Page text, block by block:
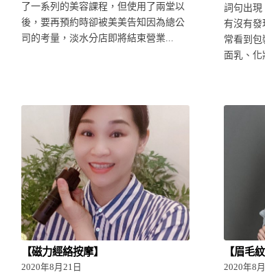
了一系列的美容課程，但使用了兩堂以
後，要再預約時卻被美美告知因為總公
司的考量，淡水分店即將結束營業...
詞句出
有沒有發
常看到
面乳、化
【磁力經絡按摩】
2020年8月21日
【眉毛
2020年8